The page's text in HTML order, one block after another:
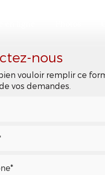
nous
vouloir remplir ce
vos demandes.